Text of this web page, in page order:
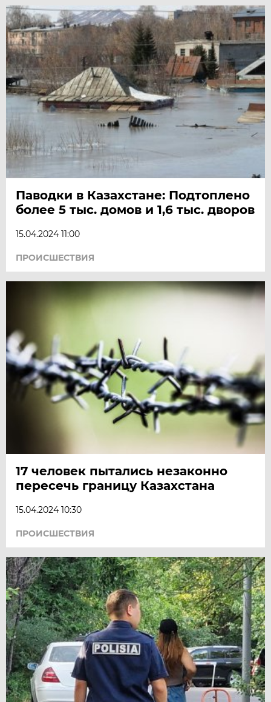
Паводки в Казахстане: Подтоплено
более 5 тыс. домов и 1,6 тыс. дворов
15.04.2024 11:00
ПРОИСШЕСТВИЯ
17 человек пытались незаконно
пересечь границу Казахстана
15.04.2024 10:30
ПРОИСШЕСТВИЯ